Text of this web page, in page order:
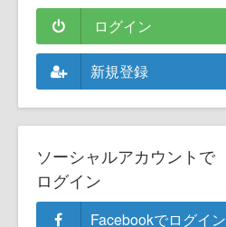
ログイン
新規登録
ソーシャルアカウントで
ログイン
Facebookでログイン